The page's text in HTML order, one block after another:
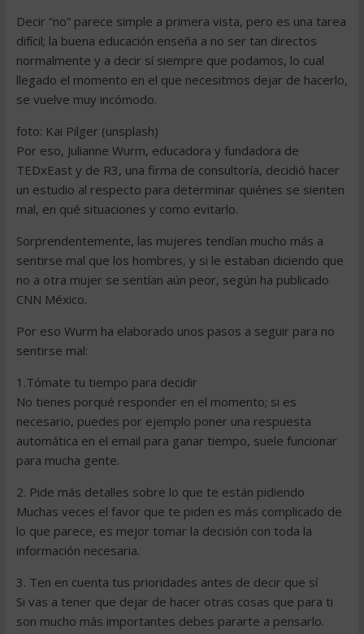
Decir “no” parece simple a primera vista, pero es una tarea
difícil; la buena educación enseña a no ser tan directos
normalmente y a decir sí siempre que podamos, lo cual
llegado el momento en el que necesitmos dejar de hacerlo,
se vuelve muy incómodo.
foto: Kai Pilger (unsplash)
Por eso, Julianne Wurm, educadora y fundadora de
TEDxEast y de R3, una firma de consultoría, decidió hacer
un estudio al respecto para determinar quiénes se sienten
mal, en qué situaciones y como evitarlo.
Sorprendentemente, las mujeres tendían mucho más a
sentirse mal que los hombres, y si le estaban diciendo que
no a otra mujer se sentían aún peor, según ha publicado
CNN México.
Por eso Wurm ha elaborado unos pasos a seguir para no
sentirse mal:
1.Tómate tu tiempo para decidir
No tienes porqué responder en el momento; si es
necesario, puedes por ejemplo poner una respuesta
automática en el email para ganar tiempo, suele funcionar
para mucha gente.
2. Pide más detalles sobre lo que te están pidiendo
Muchas veces el favor que te piden es más complicado de
lo que parece, es mejor tomar la decisión con toda la
información necesaria.
3. Ten en cuenta tus prioridades antes de decir que sí
Si vas a tener que dejar de hacer otras cosas que para ti
son mucho más importantes debes pararte a pensarlo.